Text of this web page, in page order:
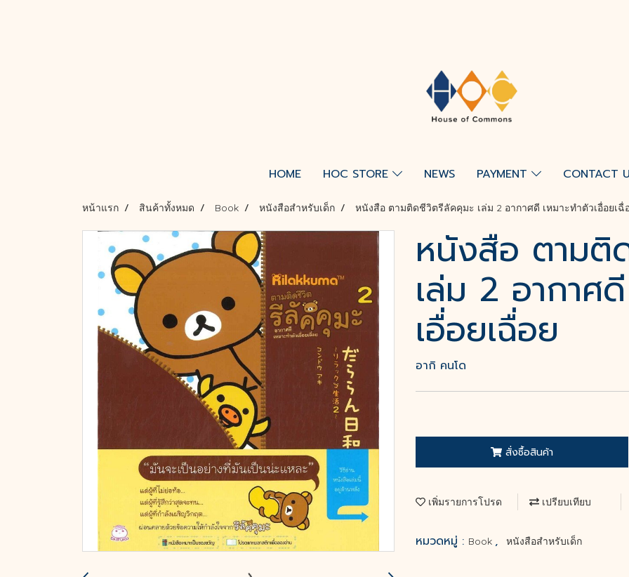
HOME HOC STORE NEWS PAYMENT CONTACT
หน้าแรก สินค้าทั้งหมด Book หนังสือสำหรับเด็ก หนังสือ ตามติดชีวิตรีลัคคุมะ เล่ม 2 อากาศดี เหมาะทำตัวเอื่อยเฉื่
หนังสือ ตามติ
เล่ม 2 อากาศ
เอื่อยเฉื่อย
อากิ คนโด
สั่งซื้อสินค้า
เพิ่มรายการโปรด เปรียบเทียบ
หมวดหมู่ : Book , หนังสือสำหรับเด็ก